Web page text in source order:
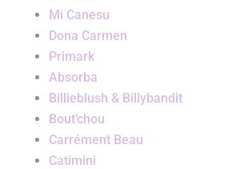
Mi Canesu
Dona Carmen
Primark
Absorba
Billieblush & Billybandit
Bout’chou
Carrément Beau
Catimini